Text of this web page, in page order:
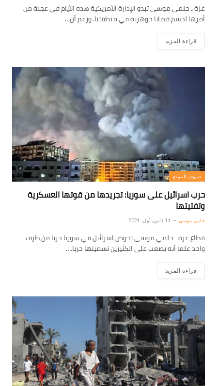
غزة ـ حلمي موسى تبدو الإدارة الأمريكية هذه الأيام في عجلة من
أمرها لحسم قضايا جوهرية في منطقتنا. ورغم أن…
قراءة المزيد
ضيوف الموقع
حرب اسرائيل على سوريا: تجريدها من قوتها العسكرية
وتفتيتها
حلمي موسى 14 كانون أول، 2024
قطاع غزة ـ حلمي موسى تخوض اسرائيل في سوريا حربا من طرف
واحد علما أنه يصعب على الكثيرين تسميتها حربا.…
قراءة المزيد